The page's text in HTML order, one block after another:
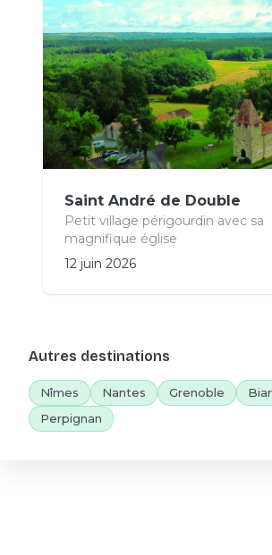
Saint André de Double
Petit village périgourdin avec sa
magnifique église
12 juin 2026
Autres destinations
Nîmes Nantes Grenoble
Perpignan